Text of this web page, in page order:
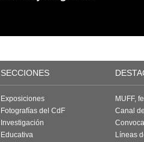
SECCIONES
Exposiciones
Fotografías del CdF
Investigación
Educativa
MUFF,
Canal
Líneas